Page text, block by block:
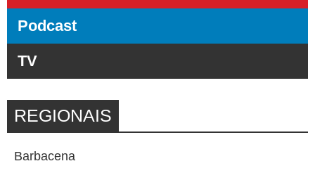
Podcast
TV
REGIONAIS
Barbacena